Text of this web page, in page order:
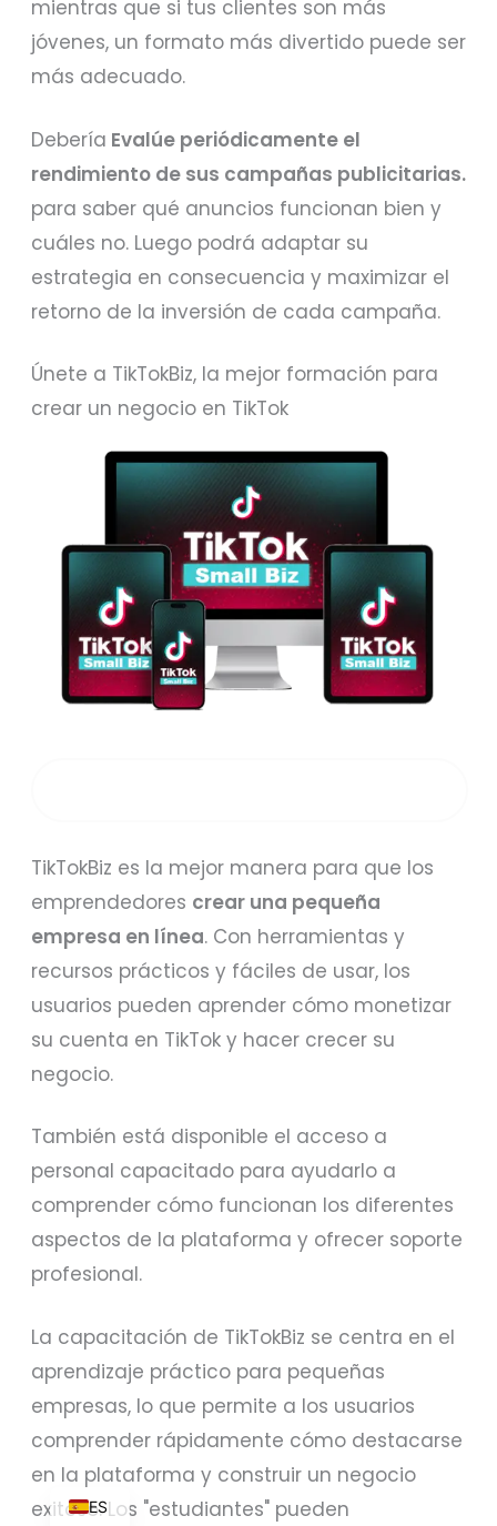
mientras que si tus clientes son más
jóvenes, un formato más divertido puede ser
más adecuado.
Debería Evalúe periódicamente el
rendimiento de sus campañas publicitarias.
para saber qué anuncios funcionan bien y
cuáles no. Luego podrá adaptar su
estrategia en consecuencia y maximizar el
retorno de la inversión de cada campaña.
Únete a TikTokBiz, la mejor formación para
crear un negocio en TikTok
TikTokBiz es la mejor manera para que los
emprendedores crear una pequeña
empresa en línea. Con herramientas y
recursos prácticos y fáciles de usar, los
usuarios pueden aprender cómo monetizar
su cuenta en TikTok y hacer crecer su
negocio.
También está disponible el acceso a
personal capacitado para ayudarlo a
comprender cómo funcionan los diferentes
aspectos de la plataforma y ofrecer soporte
profesional.
La capacitación de TikTokBiz se centra en el
aprendizaje práctico para pequeñas
empresas, lo que permite a los usuarios
comprender rápidamente cómo destacarse
en la plataforma y construir un negocio
exitoso. Los "estudiantes" pueden
ES
FR
EN
DE
NB
NL
IT
PT
SV